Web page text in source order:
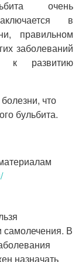
очень
в
правильном
заболеваний
к развитию
что
бульбита.
самолечения. В
назначать